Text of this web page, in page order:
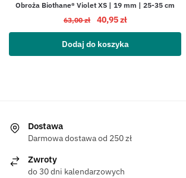
Obroża Biothane® Violet XS | 19 mm | 25-35 cm
63,00zł 40,95zł
Dodaj do koszyka
Dostawa
Darmowa dostawa od 250 zł
Zwroty
do 30 dni kalendarzowych